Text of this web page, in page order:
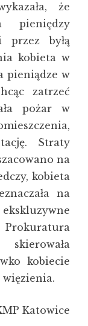
że
pieniędzy
przez byłą
kobieta w
pieniądze w
zatrzeć
pożar w
Straty
na
kobieta
na
skierowała
kobiecie
więzienia.
Katowice